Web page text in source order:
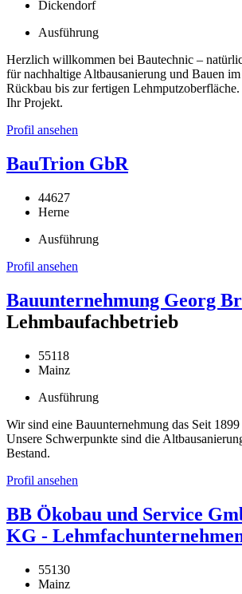
Dickendorf
Ausführung
Herzlich willkommen bei Bautechnic –
für nachhaltige Altbausanierung und Bauen
Rückbau bis zur fertigen
Ihr Projekt.
Profil ansehen
BauTrion GbR
44627
Herne
Ausführung
Profil ansehen
Bauunternehmung Georg
Lehmbaufachbetrieb
55118
Mainz
Ausführung
Wir sind eine Bauunternehmung das Seit
Unsere Schwerpunkte sind die
Bestand.
Profil ansehen
BB Ökobau und Service
KG -
55130
Mainz